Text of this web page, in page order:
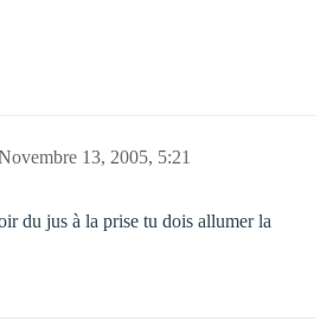
13, 2005, 5:21
du jus à la prise tu dois allumer la